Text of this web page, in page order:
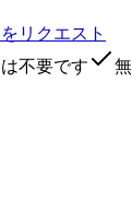
リクエスト
不要です